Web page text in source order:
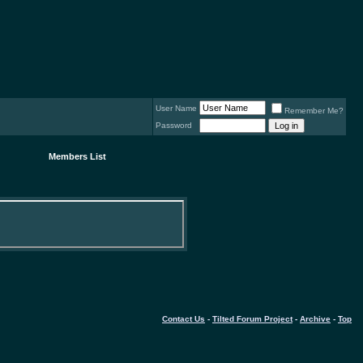
User Name
Remember Me?
Password
Members List
Contact Us - Tilted Forum Project- Archive - Top